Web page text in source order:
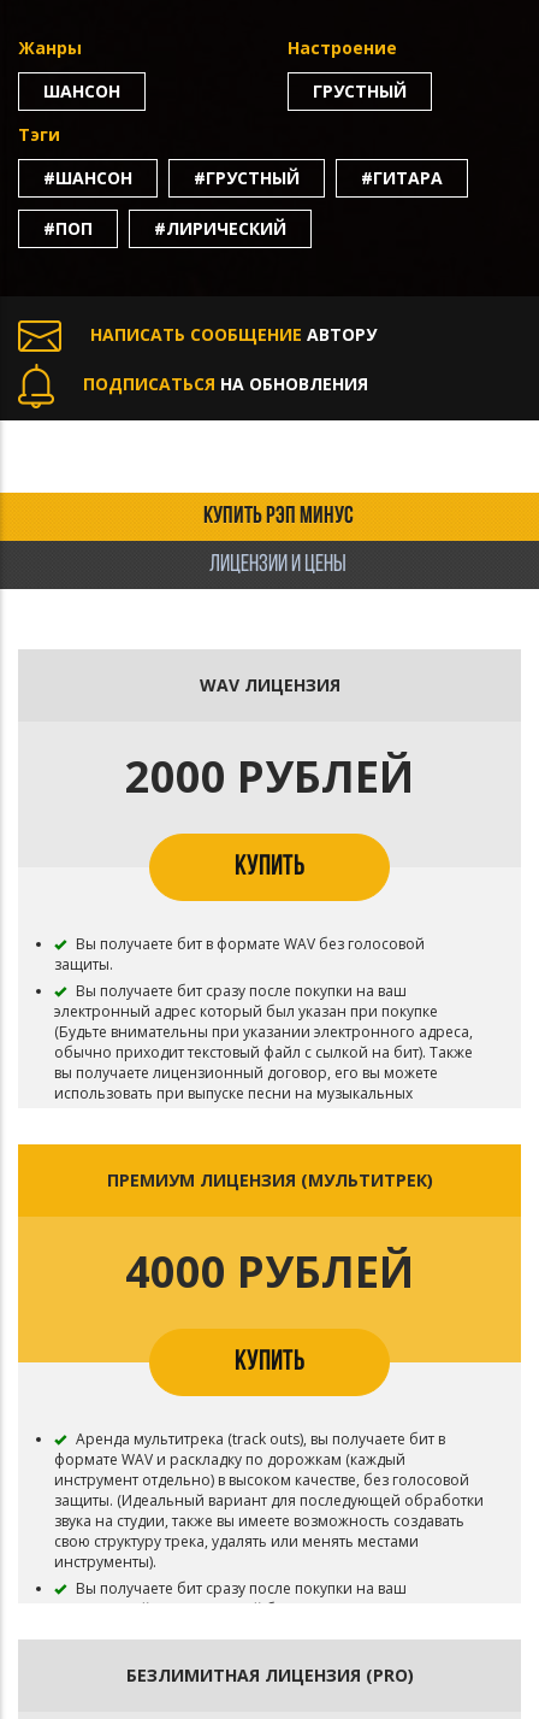
Жанры
ШАНСОН
Настроение
ГРУСТНЫЙ
Тэги
#ШАНСОН
#ГРУСТНЫЙ #ГИТАРА
#ПОП #ЛИРИЧЕСКИЙ
НАПИСАТЬ СООБЩЕНИЕ АВТОРУ
ПОДПИСАТЬСЯ НА ОБНОВЛЕНИЯ
КУПИТЬ РЭП МИНУС
ЛИЦЕНЗИИ И ЦЕНЫ
WAV ЛИЦЕНЗИЯ
2000 РУБЛЕЙ
КУПИТЬ
Вы получаете бит в формате WAV без голосовой
защиты.
Вы получаете бит сразу после покупки на ваш
электронный адрес который был указан при покупке
(Будьте внимательны при указании электронного адреса,
обычно приходит текстовый файл с сылкой на бит). Также
вы получаете лицензионный договор, его вы можете
использовать при выпуске песни на музыкальных
Возможность использования для записи Песни (Сингл /
музыкальные площадки - Apple Music, Яндекс.Музыка, VK
Музыка, Spotify, Deezer, и т.д.
Срок лицензии: 3 года.
Бит остается в продаже.
ПРЕМИУМ ЛИЦЕНЗИЯ (МУЛЬТИТРЕК)
4000 РУБЛЕЙ
КУПИТЬ
Аренда мультитрека (track outs), вы получаете бит в
формате WAV и раскладку по дорожкам (каждый
инструмент отдельно) в высоком качестве, без голосовой
защиты. (Идеальный вариант для последующей обработки
звука на студии, также вы имеете возможность создавать
свою структуру трека, удалять или менять местами
инструменты).
Вы получаете бит сразу после покупки на ваш
электронный адрес который был указан при покупке
вы получаете лицензионный договор, его вы можете
использовать при выпуске песни на музыкальных
БЕЗЛИМИТНАЯ ЛИЦЕНЗИЯ (PRO)